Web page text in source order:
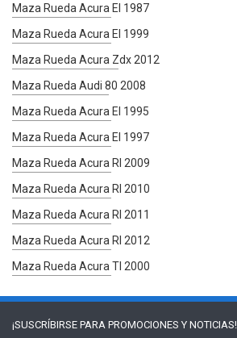
Maza Rueda Acura El 1987
Maza Rueda Acura El 1999
Maza Rueda Acura Zdx 2012
Maza Rueda Audi 80 2008
Maza Rueda Acura El 1995
Maza Rueda Acura El 1997
Maza Rueda Acura Rl 2009
Maza Rueda Acura Rl 2010
Maza Rueda Acura Rl 2011
Maza Rueda Acura Rl 2012
Maza Rueda Acura Tl 2000
¡SUSCRÍBIRSE PARA PROMOCIONES Y NOTICIAS!